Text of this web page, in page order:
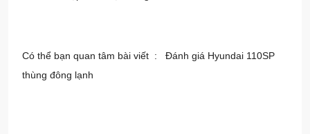
Có thể bạn quan tâm bài viết : Đánh giá Hyundai 110SP
thùng đông lạnh